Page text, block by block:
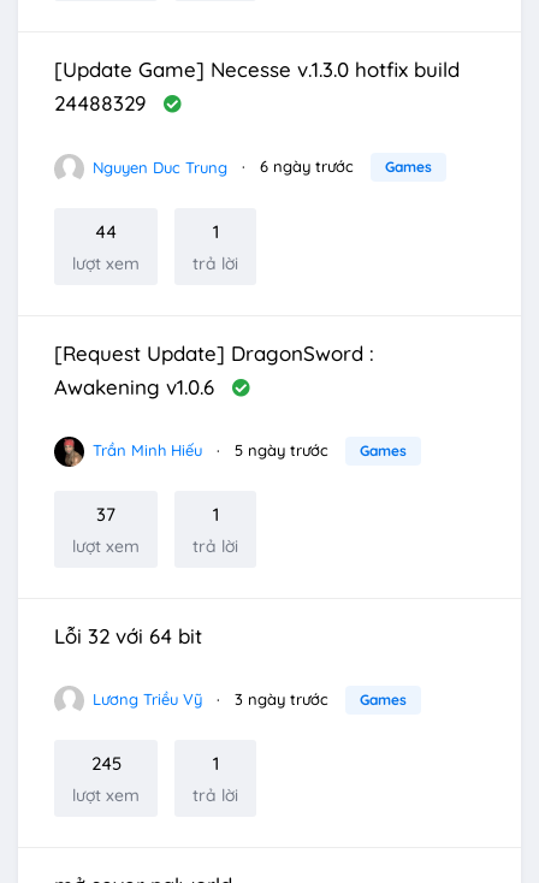
[Update Game] Necesse v.1.3.0 hotfix build
24488329
Nguyen Duc Trung 6 ngày trước Games
44
lượt xem
1
trả lời
[Request Update] DragonSword :
Awakening v1.0.6
Trần Minh Hiếu 5 ngày trước Games
37
lượt xem
1
trả lời
Lỗi 32 với 64 bit
Lương Triều Vỹ 3 ngày trước Games
245
lượt xem
1
trả lời